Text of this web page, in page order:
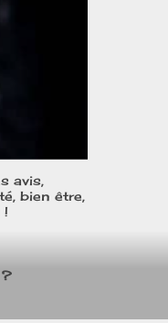
avis,
bien être,
!